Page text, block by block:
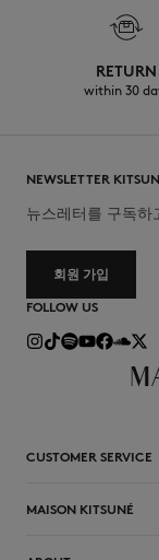
RETURN
within 30
NEWSLETTER
뉴스레터를 구독하
회원 가입
FOLLOW US
CUSTOMER SERVICE
MAISON KITSUNÉ